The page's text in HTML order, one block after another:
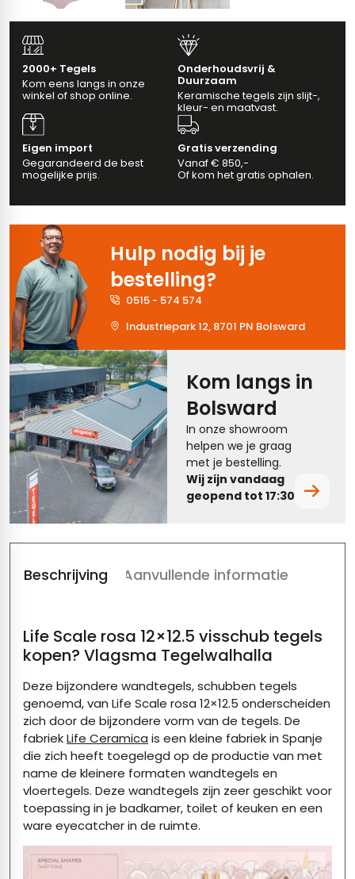
2000+ Tegels
Kom eens langs in onze
winkel of shop online.
Onderhoudsvrij &
Duurzaam
Keramische tegels zijn slijt-,
kleur- en maatvast.
Eigen import
Gegarandeerd de best
mogelijke prijs.
Gratis verzending
Vanaf € 850,-
Of kom het gratis ophalen.
Kom langs in
Bolsward
In onze showroom
helpen we je graag
met je bestelling.
Wij zijn vandaag
geopend tot 17:30.
Hulp nodig bij je
bestelling?
0515 - 574 574
Industriepark 12, 8701 PN Bolsward
Beschrijving Aanvullende informatie
Life Scale rosa 12×12.5 visschub tegels
kopen? Vlagsma Tegelwalhalla
Deze bijzondere wandtegels, schubben tegels
genoemd, van Life Scale rosa 12×12.5 onderscheiden
zich door de bijzondere vorm van de tegels. De
fabriekLife Ceramica is een kleine fabriek in Spanje
die zich heeft toegelegd op de productie van met
name de kleinere formaten wandtegels en
vloertegels. Deze wandtegels zijn zeer geschikt voor
toepassing in je badkamer, toilet of keuken en een
ware eyecatcher in de ruimte.